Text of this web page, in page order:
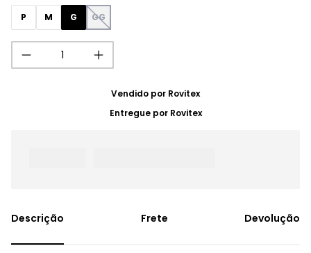
P M G GG
Vendido por Rovitex
Entregue por Rovitex
Frete Devolução